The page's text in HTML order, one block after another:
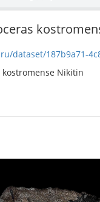
187b9a71-4c85-
Nikitin